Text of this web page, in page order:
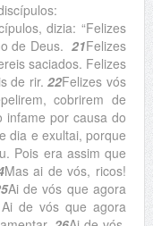
dizia: “Felizes
de Deus.21Felizes
saciados. Felizes
de rir.22Felizes vós
cobrirem de
infame por causa do
dia e exultai, porque
Pois era assim que
Mas ai de vós, ricos!
Ai de vós que agora
de vós que agora